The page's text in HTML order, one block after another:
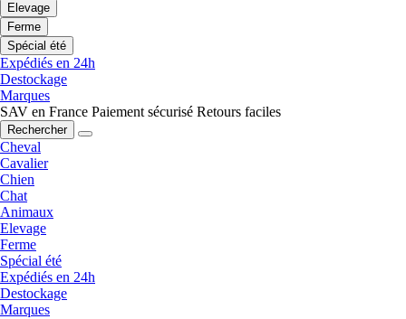
Elevage
Ferme
Spécial été
Expédiés en 24h
Destockage
Marques
SAV en France Paiement sécurisé Retours faciles
Rechercher
Cheval
Cavalier
Chien
Chat
Animaux
Elevage
Ferme
Spécial été
Expédiés en 24h
Destockage
Marques